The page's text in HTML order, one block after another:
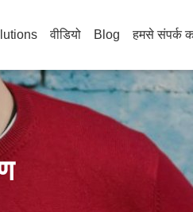
वीडियो Blog हमसे संपर्क